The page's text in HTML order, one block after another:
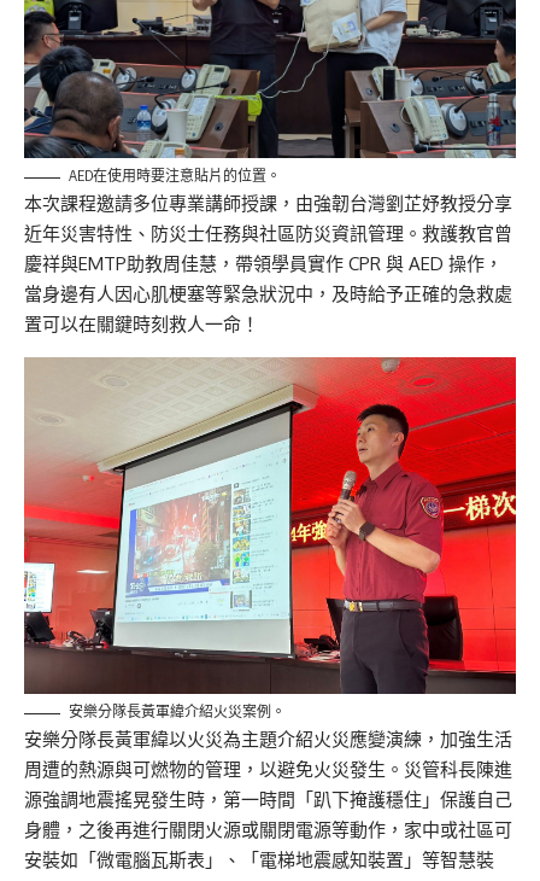
AED在使用時要注意貼片的位置。
本次課程邀請多位專業講師授課，由強韌台灣劉芷妤教授分享
近年災害特性、防災士任務與社區防災資訊管理。救護教官曾
慶祥與EMTP助教周佳慧，帶領學員實作 CPR 與 AED 操作，
當身邊有人因心肌梗塞等緊急狀況中，及時給予正確的急救處
置可以在關鍵時刻救人一命！
安樂分隊長黃軍緯介紹火災案例。
安樂分隊長黃軍緯以火災為主題介紹火災應變演練，加強生活
周遭的熱源與可燃物的管理，以避免火災發生。災管科長陳進
源強調地震搖晃發生時，第一時間「趴下掩護穩住」保護自己
身體，之後再進行關閉火源或關閉電源等動作，家中或社區可
安裝如「微電腦瓦斯表」、「電梯地震感知裝置」等智慧裝